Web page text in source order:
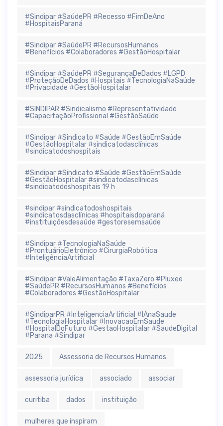
#Sindipar #SaúdePR #Recesso #FimDeAno
#HospitaisParaná
#Sindipar #SaúdePR #RecursosHumanos
#Benefícios #Colaboradores #GestãoHospitalar
#Sindipar #SaúdePR #SegurançaDeDados #LGPD
#ProteçãoDeDados #Hospitais #TecnologiaNaSaúde
#Privacidade #GestãoHospitalar
#SINDIPAR #Sindicalismo #Representatividade
#CapacitaçãoProfissional #GestãoSaúde
#Sindipar #Sindicato #Saúde #GestãoEmSaúde
#GestãoHospitalar #sindicatodasclínicas
#sindicatodoshospitais
#Sindipar #Sindicato #Saúde #GestãoEmSaúde
#GestãoHospitalar #sindicatodasclínicas
#sindicatodoshospitais 19 h
#sindipar #sindicatodoshospitais
#sindicatosdasclínicas #hospitaisdoparaná
#instituiçõesdesaúde #gestoresemsaúde
#Sindipar #TecnologiaNaSaúde
#ProntuárioEletrônico #CirurgiaRobótica
#InteligênciaArtificial
#Sindipar #ValeAlimentação #TaxaZero #Pluxee
#SaúdePR #RecursosHumanos #Benefícios
#Colaboradores #GestãoHospitalar
#SindiparPR #InteligenciaArtificial #IAnaSaude
#TecnologiaHospitalar #InovacaoEmSaude
#HospitalDoFuturo #GestaoHospitalar #SaudeDigital
#Parana #Sindipar
2025 Assessoria de Recursos Humanos
assessoria jurídica associado associar
curitiba dados instituição
mulheres que inspiram